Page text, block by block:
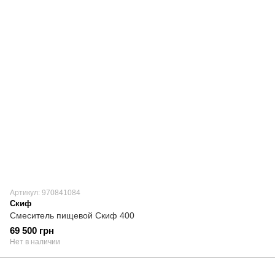
Артикул: 970841084
Скиф
Смеситель пищевой Скиф 400
69 500 грн
Нет в наличии